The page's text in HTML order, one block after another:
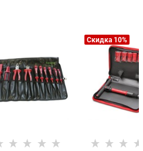
Скидка 10%